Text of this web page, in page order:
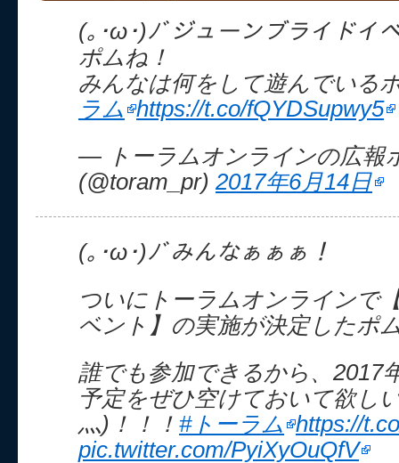
(｡･ω･)ﾉﾞジューンブライドイ
ポムね！
みんなは何をして遊んでいる
ラム https://t.co/fQYDSupwy5
— トーラムオンラインの広報
(@toram_pr) 2017年6月14日
(｡･ω･)ﾉﾞみんなぁぁぁ！
ついにトーラムオンラインで
ベント】の実施が決定したポ
誰でも参加できるから、2017
予定をぜひ空けておいて欲し
灬)！！！ #トーラム https://
pic.twitter.com/PyiXyOuQfV